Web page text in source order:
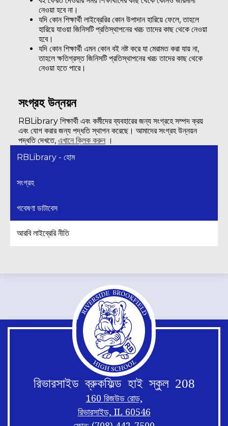
নেওয়া হবে না।
যদি কোন শিক্ষার্থী লাইব্রেরির কোন উপাদান হারিয়ে ফেলে, তাহলে
হারিয়ে যাওয়া জিনিসটি প্রতিস্থাপনের খরচ তাদের কাছ থেকে নেওয়া
হবে।
যদি কোন শিক্ষার্থী এমন কোন বই নষ্ট করে যা মেরামত করা যায় না,
তাহলে ক্ষতিগ্রস্ত জিনিসটি প্রতিস্থাপনের খরচ তাদের কাছ থেকে
নেওয়া হতে পারে।
সংগ্রহ উন্নয়ন
RBLibrary শিক্ষার্থী এবং কর্মীদের ব্যবহারের জন্য সংগ্রহে সম্পদ ক্রয়
এবং যোগ করার জন্য পদ্ধতি স্থাপন করেছে। আমাদের সংগ্রহ উন্নয়ন
পদ্ধতি দেখতে, এখানে ক্লিক করুন ।
RBLibrary - হোম
সংগ্রহ
গবেষণা ডাটাবেস
আরবি লাইব্রেরি নীতি
রিভারসাইড ব্রুকফিল্ড হাই স্কুল 208
160 রিজউড রোড,
রিভারসাইড, IL 60546